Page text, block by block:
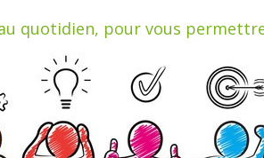
quotidien, pour vous